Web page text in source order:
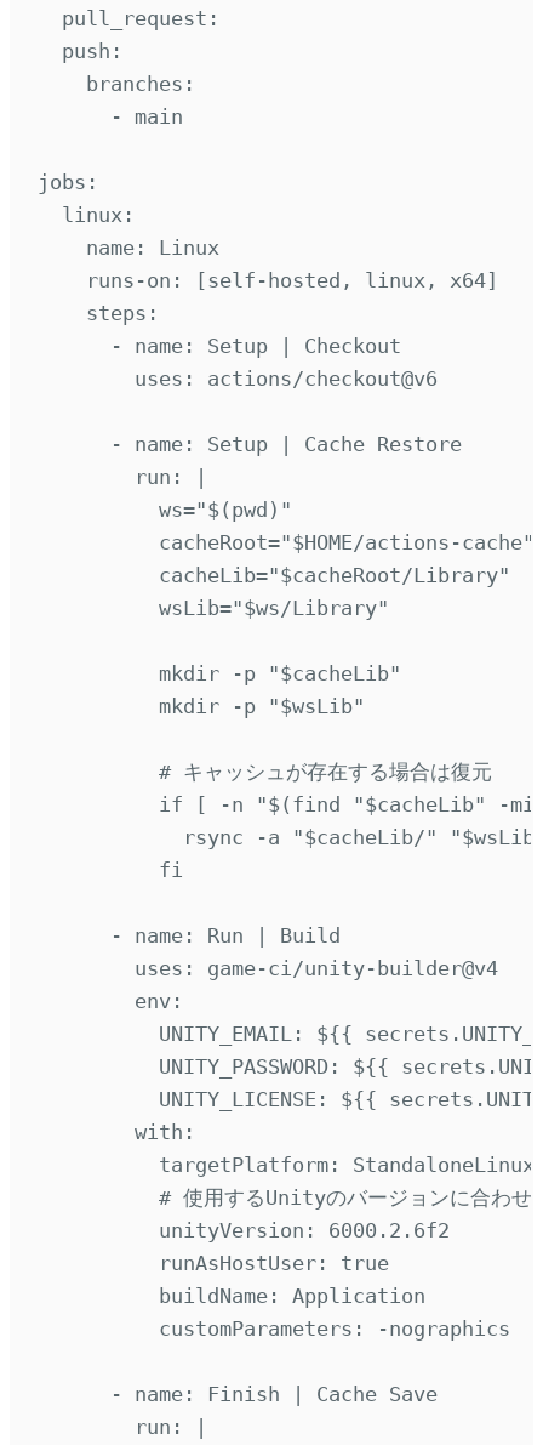
pull_request :
push :
branches :
-
main
jobs :
linux :
name :
Linux
runs-on : [self-hosted , linux , x64]
steps :
-
name :
Setup | Checkout
uses : actions/checkout@v6
- name :
Setup | Cache Restore
run :
ws="$(pwd)"
cacheRoot="$HOME/actions-cache"
cacheLib="$cacheRoot/Library"
wsLib="$ws/Library"
mkdir -p "$cacheLib"
mkdir -p "$wsLib"
# キャッシュが存在する場合は復元
if [ -n "$(find "$cacheLib" -
rsync -a "$cacheLib/"
fi
- name :
Run | Build
uses :
game-ci/unity-builder@v4
env :
UNITY_EMAIL :
${{
UNITY_PASSWORD :
${{
UNITY_LICENSE :
${{
with :
targetPlatform :
# 使用するUnityのバージョンに合わせ
unityVersion :
6000.2.6f2
runAsHostUser :
true
buildName :
Application
customParameters : -nographics
- name :
Finish | Cache Save
run :